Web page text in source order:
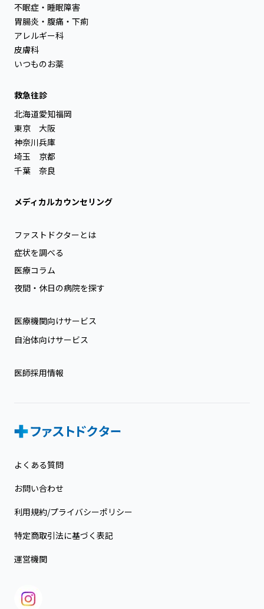
不眠症・睡眠障害
胃腸炎・腹痛・下痢
アレルギー科
皮膚科
いつものお薬
救急往診
北海道
東京
神奈川
埼玉
千葉
愛知
大阪
兵庫
京都
奈良
福岡
メディカルカウンセリング
ファストドクターとは
症状を調べる
医療コラム
夜間・休日の病院を探す
医療機関向けサービス
自治体向けサービス
医師採用情報
よくある質問
お問い合わせ
利用規約/プライバシーポリシー
特定商取引法に基づく表記
運営機関